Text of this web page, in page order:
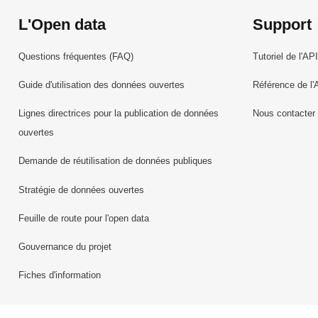
L'Open data
Questions fréquentes (FAQ)
Guide d'utilisation des données ouvertes
Lignes directrices pour la publication de données
ouvertes
Demande de réutilisation de données publiques
Stratégie de données ouvertes
Feuille de route pour l'open data
Gouvernance du projet
Fiches d'information
Support
Tutoriel de l'API
Référence de
Nous contacter